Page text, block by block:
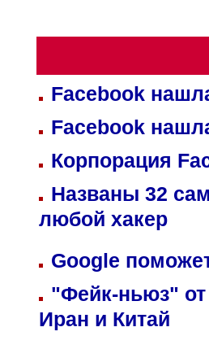
Facebook
Facebook
Корпорация
Названы 32
любой хакер
Google
"Фейк-ньюз" от
Иран и Китай